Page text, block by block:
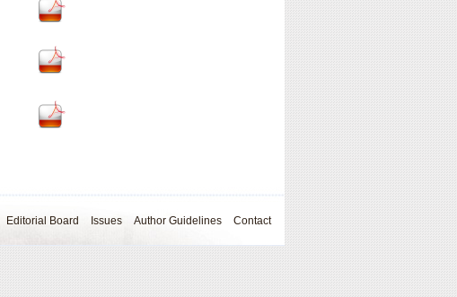
Editorial Board Issues Author Guidelines Contact